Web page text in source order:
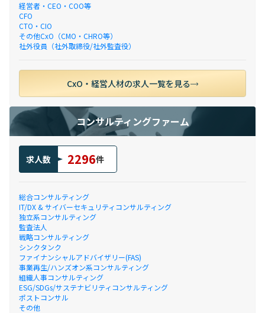
経営者・CEO・COO等
CFO
CTO・CIO
その他CxO（CMO・CHRO等）
社外役員（社外取締役/社外監査役）
CxO・経営人材の求人一覧を見る
コンサルティングファーム
求人数 2296件
総合コンサルティング
IT/DX & サイバーセキュリティコンサルティング
独立系コンサルティング
監査法人
戦略コンサルティング
シンクタンク
ファイナンシャルアドバイザリー(FAS)
事業再生/ハンズオン系コンサルティング
組織人事コンサルティング
ESG/SDGs/サステナビリティコンサルティング
ポストコンサル
その他